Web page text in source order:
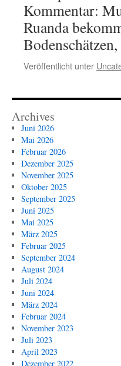
Kommentar:
Ruanda
Veröffentlicht unter
Archives
Juni 2026
Mai 2026
Februar 2026
Dezember 2025
November 2025
Oktober 2025
September 2025
Juni 2025
Mai 2025
März 2025
Februar 2025
September 2024
August 2024
Juli 2024
Juni 2024
März 2024
Februar 2024
November 2023
Juli 2023
April 2023
Dezember 2022